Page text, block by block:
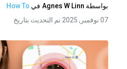
بواسطة Agnes W Linn في How To
07 نوفمبر, 2025 تم التحديث بتاريخ